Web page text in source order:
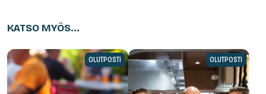
KATSO MYÖS...
OLUTPOSTI OLUTPOSTI